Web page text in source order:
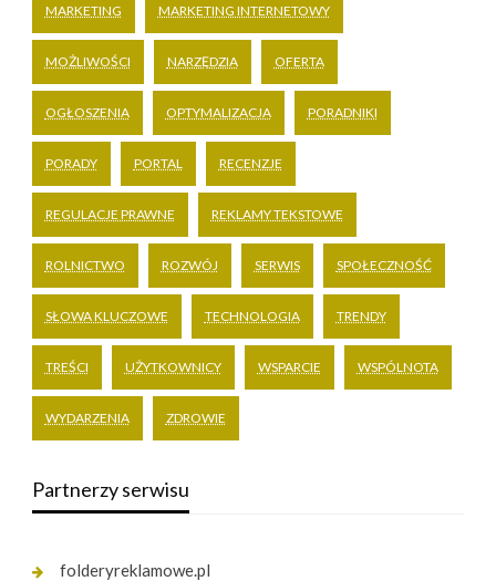
MARKETING MARKETING INTERNETOWY
MOŻLIWOŚCI NARZĘDZIA OFERTA
OGŁOSZENIA OPTYMALIZACJA PORADNIKI
PORADY PORTAL RECENZJE
REGULACJE PRAWNE REKLAMY TEKSTOWE
ROLNICTWO ROZWÓJ SERWIS SPOŁECZNOŚĆ
SŁOWA KLUCZOWE TECHNOLOGIA TRENDY
TREŚCI UŻYTKOWNICY WSPARCIE WSPÓLNOTA
WYDARZENIA ZDROWIE
Partnerzy serwisu
folderyreklamowe.pl